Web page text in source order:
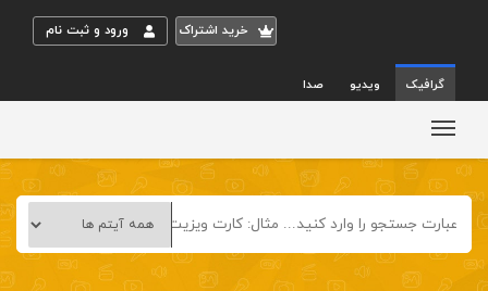
خريد اشتراک ورود و ثبت نام
گرافیک ویدیو صدا